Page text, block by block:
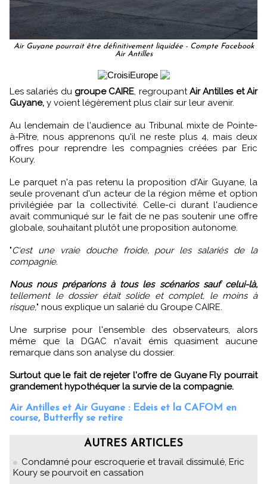
Air Guyane pourrait être définitivement liquidée - Compte Facebook
Air Antilles
Les salariés du groupe CAIRE, regroupantAir Antilles et Air
Guyane, y voient légèrement plus clair sur leur avenir.
Au lendemain de l'audience au Tribunal mixte de Pointe-
à-Pitre, nous apprenons qu'il ne reste plus 4, mais deux
offres pour reprendre les compagnies créées par Eric
Koury.
Le parquet n'a pas retenu la proposition d'Air Guyane, la
seule provenant d'un acteur de la région même et option
privilégiée par la collectivité. Celle-ci durant l'audience
avait communiqué sur le fait de ne pas soutenir une offre
globale, souhaitant plutôt une proposition autonome.
"C'est une vraie douche froide, pour les salariés de la
compagnie.
Nous nous préparions à tous les scénarios sauf celui-là,
tellement le dossier était solide et complet, le moins à
risque," nous explique un salarié du Groupe CAIRE.
Une surprise pour l'ensemble des observateurs, alors
même que la DGAC n'avait émis quasiment aucune
remarque dans son analyse du dossier.
Surtout que le fait de rejeter l'offre de Guyane Fly pourrait
grandement hypothéquer la survie de la compagnie.
Air Antilles et Air Guyane : Edeis et la CAFOM en
course, Butterfly se retire
AUTRES ARTICLES
Condamné pour escroquerie et travail dissimulé, Eric
Koury se pourvoit en cassation